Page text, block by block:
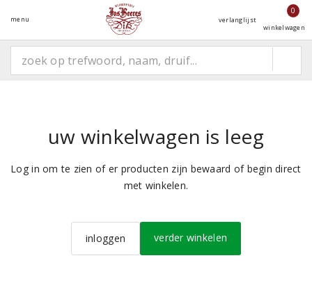
menu verlanglijst
0
winkelwagen
uw winkelwagen is leeg
Log in om te zien of er producten zijn bewaard of begin direct
met winkelen.
inloggen verder winkelen